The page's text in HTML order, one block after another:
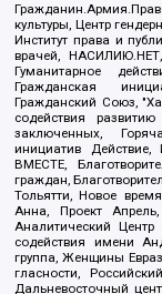
культуры, Центр
Институт права и
врачей,
Гуманитарное
Гражданская
Гражданский Союз,
содействия
заключенных,
инициатив
ВМЕСТЕ,
граждан,
Тольятти, Новое
Анна, Проект
Аналитический
содействия имени
группа, Женщины
гласности,
Дальневосточный